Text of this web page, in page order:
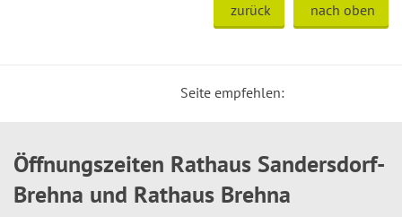
zurück nach oben
Seite empfehlen:
Öffnungszeiten Rathaus Sandersdorf-
Brehna und Rathaus Brehna